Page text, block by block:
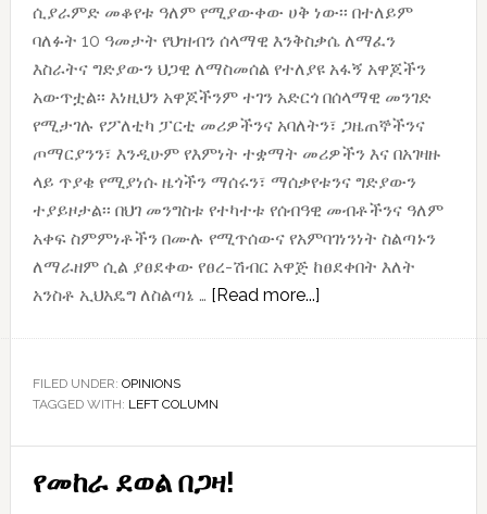
ሲያራምድ መቆየቱ ዓለም የሚያውቀው ሀቅ ነው፡፡ በተለይም
ባለፉት 10 ዓመታት የህዝብን ሰላማዊ እንቅስቃሴ ለማፈን
እስራትና ግድያውን ህጋዊ ለማስመሰል የተለያዩ አፋኝ አዋጆችን
አውጥቷል፡፡ እነዚህን አዋጆችንም ተገን አድርጎ በሰላማዊ መንገድ
የሚታገሉ የፖለቲካ ፓርቲ መሪዎችንና አባለትን፣ ጋዜጠኞችንና
ጦማርያንን፣ እንዲሁም የእምነት ተቋማት መሪዎችን እና በአገዛዙ
ላይ ጥያቄ የሚያነሱ ዜጎችን ማሰሩን፣ ማሰቃየቱንና ግድያውን
ተያይዞታል፡፡ በህገ መንግስቱ የተካተቱ የሰብዓዊ መብቶችንና ዓለም
አቀፍ ስምምነቶችን በሙሉ የሚጥሰውና የአምባገነንነት ስልጣኑን
ለማራዘም ሲል ያፀደቀው የፀረ-ሽብር አዋጅ ከፀደቀበት እለት
አንስቶ ኢህአዴግ ለስልጣኔ … [Read more...]about
FILED UNDER: OPINIONS
TAGGED WITH: LEFT COLUMN
የመከራ ደወል በጋዛ!